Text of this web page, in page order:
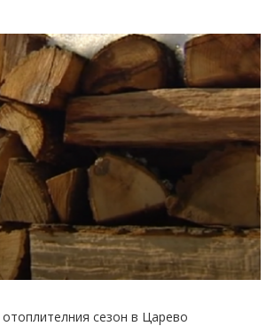
сезон в Царево